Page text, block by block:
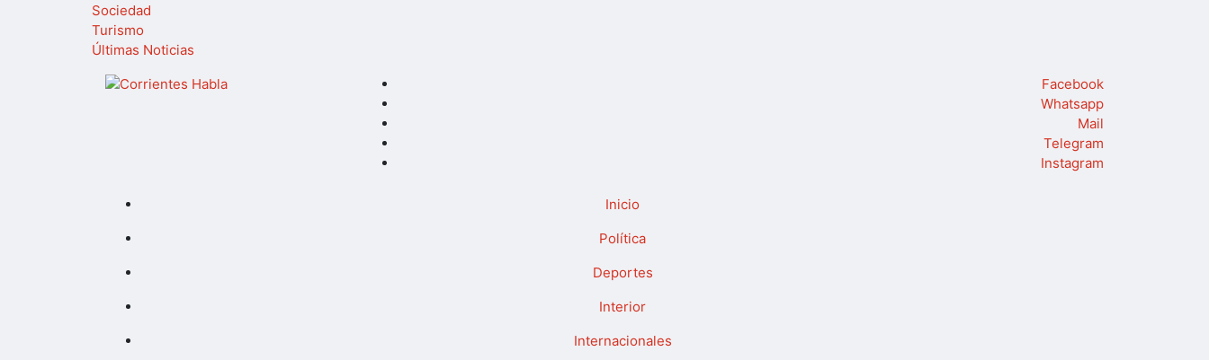
Sociedad
Turismo
Últimas Noticias
Facebook
Whatsapp
Mail
Telegram
Instagram
Inicio
Política
Deportes
Interior
Internacionales